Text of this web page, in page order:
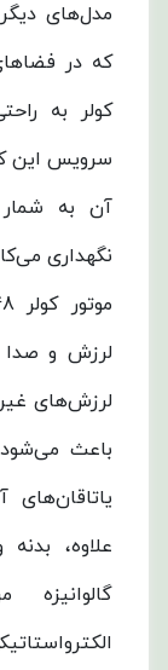
مدل‌های
که در
کولر به
سرویس این
آن به
نگهداری
لرزش و
لرزش‌های
باعث
علاوه،